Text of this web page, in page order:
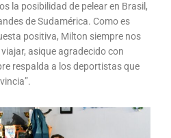
la posibilidad de pelear en Brasil,
de Sudamérica. Como es
positiva, Milton siempre nos
asique agradecido con
respalda a los deportistas que